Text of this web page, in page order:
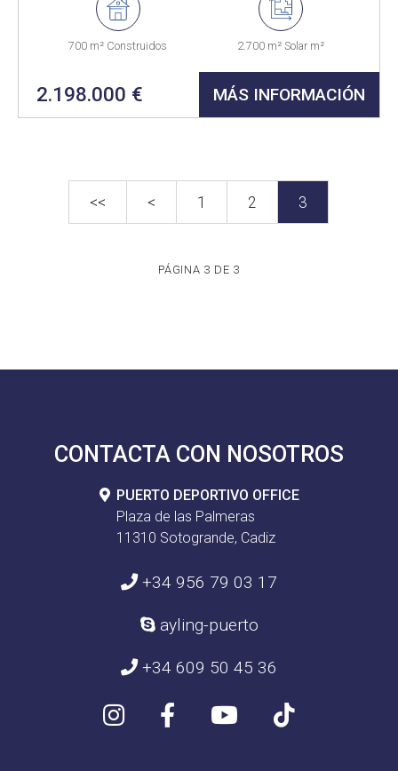
700 m² Construidos 2.700 m² Solar m²
2.198.000 € MÁS INFORMACIÓN
<< < 1 2 3
PÁGINA 3 DE 3
CONTACTA CON NOSOTROS
PUERTO DEPORTIVO OFFICE
Plaza de las Palmeras
11310 Sotogrande, Cadiz
+34 956 79 03 17
ayling-puerto
+34 609 50 45 36